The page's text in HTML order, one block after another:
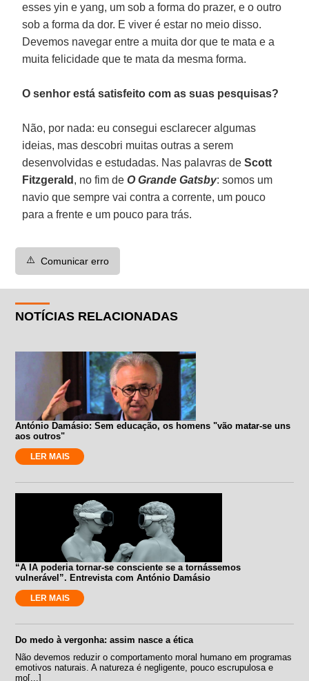
esses yin e yang, um sob a forma do prazer, e o outro
sob a forma da dor. E viver é estar no meio disso.
Devemos navegar entre a muita dor que te mata e a
muita felicidade que te mata da mesma forma.
O senhor está satisfeito com as suas pesquisas?
Não, por nada: eu consegui esclarecer algumas
ideias, mas descobri muitas outras a serem
desenvolvidas e estudadas. Nas palavras deScott
Fitzgerald , no fim deO Grande Gatsby: somos um
navio que sempre vai contra a corrente, um pouco
para a frente e um pouco para trás.
⚠️ Comunicar erro
NOTÍCIAS RELACIONADAS
António Damásio: Sem educação, os homens "vão matar-se uns
aos outros"
LER MAIS
“A IA poderia tornar-se consciente se a tornássemos
vulnerável”. Entrevista com António Damásio
LER MAIS
Do medo à vergonha: assim nasce a ética
Não devemos reduzir o comportamento moral humano em programas
emotivos naturais. A natureza é negligente, pouco escrupulosa e
mo[...]